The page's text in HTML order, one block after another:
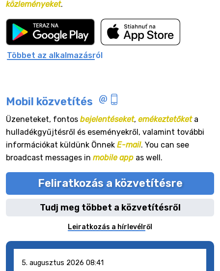
közleményeket.
Többet az alkalmazásról
Mobil közvetítés
Üzeneteket, fontos bejelentéseket, emékeztetőketa
hulladékgyűjtésről és eseményekről, valamint további
információkat küldünk Önnek E-mail. You can see
broadcast messages in mobile app as well.
Feliratkozás a közvetítésre
Tudj meg többet a közvetítésről
Leiratkozás a hírlevélről
5. augusztus 2026 08:41